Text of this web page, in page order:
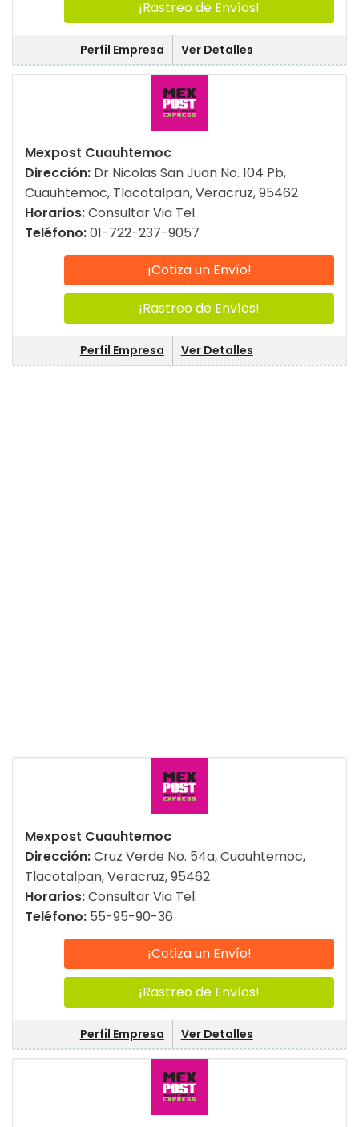
¡Rastreo de Envíos!
Perfil Empresa Ver Detalles
Mexpost Cuauhtemoc
Dirección: Dr Nicolas San Juan No. 104 Pb,
Cuauhtemoc, Tlacotalpan, Veracruz, 95462
Horarios:Consultar Via Tel.
Teléfono:01-722-237-9057
¡Cotiza un Envío!
¡Rastreo de Envíos!
Perfil Empresa Ver Detalles
Mexpost Cuauhtemoc
Dirección:Cruz Verde No. 54a, Cuauhtemoc,
Tlacotalpan, Veracruz, 95462
Horarios:Consultar Via Tel.
Teléfono: 55-95-90-36
¡Cotiza un Envío!
¡Rastreo de Envíos!
Perfil Empresa Ver Detalles